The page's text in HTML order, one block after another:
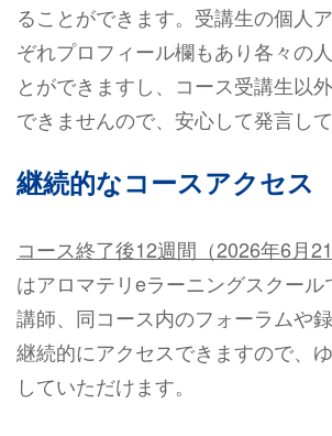
ることができます。受講生の個人
ぞれプロフィール欄もあり各々の
とができますし、コース受講生以
できませんので、安心して発言して
継続的なコースアクセス
コース終了後12週間（2026年6月21
はアロマテリeラーニングスクール
講師、同コース内のフォーラムや
継続的にアクセスできますので、
していただけます。